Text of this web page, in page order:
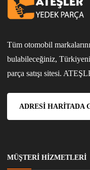
Tüm otomobil
bulabileceğiniz,
parça satışı sitesi.
ADRESI HARITADA
MÜŞTERI HIZMETLERI